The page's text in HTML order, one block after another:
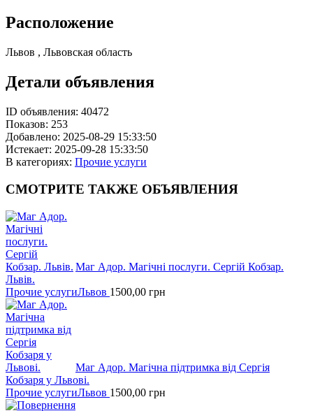
Расположение
Львов , Львовская область
Детали объявления
ID объявления: 40472
Показов: 253
Добавлено: 2025-08-29 15:33:50
Истекает: 2025-09-28 15:33:50
В категориях: Прочие услуги
СМОТРИТЕ ТАКЖЕ ОБЪЯВЛЕНИЯ
Маг Адор. Магічні послуги. Сергій Кобзар.
Львів.
Прочие услугиЛьвов 1500,00 грн
Маг Адор. Магічна підтримка від Сергія
Кобзаря у Львові.
Прочие услугиЛьвов 1500,00 грн